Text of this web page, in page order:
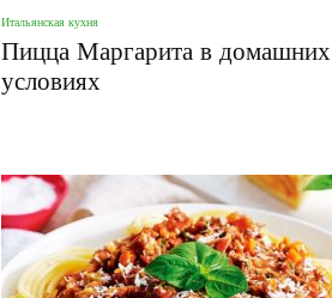
Итальянская кухня
Пицца Маргарита в домашних
условиях